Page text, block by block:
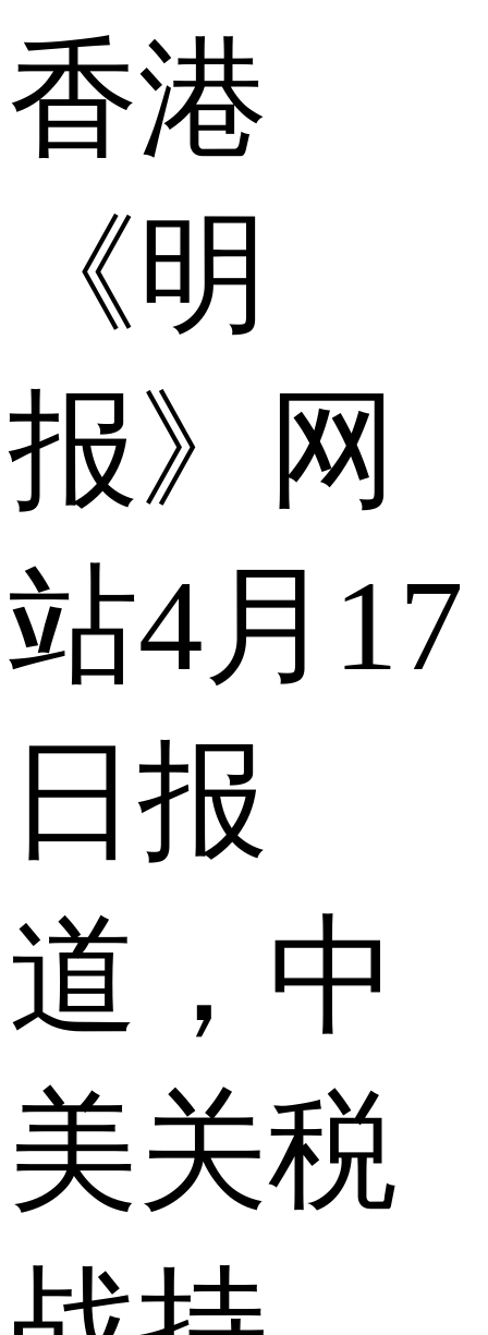
香港
《明
报》网
站4月17
日报
道，中
美关税